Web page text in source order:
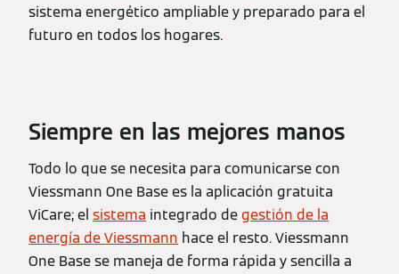
sistema energético ampliable y preparado para el
futuro en todos los hogares.
Siempre en las mejores manos
Todo lo que se necesita para comunicarse con
Viessmann One Base es la aplicación gratuita
ViCare; el sistema integrado degestión de la
energía de Viessmann hace el resto. Viessmann
One Base se maneja de forma rápida y sencilla a